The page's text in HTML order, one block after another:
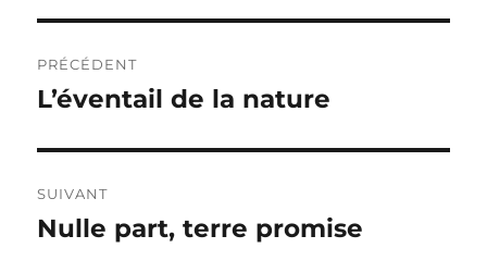
de
PRÉCÉDENT
Publication
L’éventail de la nature
SUIVANT
Publication
Nulle part, terre promise